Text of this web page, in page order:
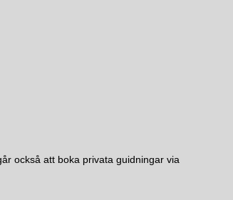
också att boka privata guidningar via